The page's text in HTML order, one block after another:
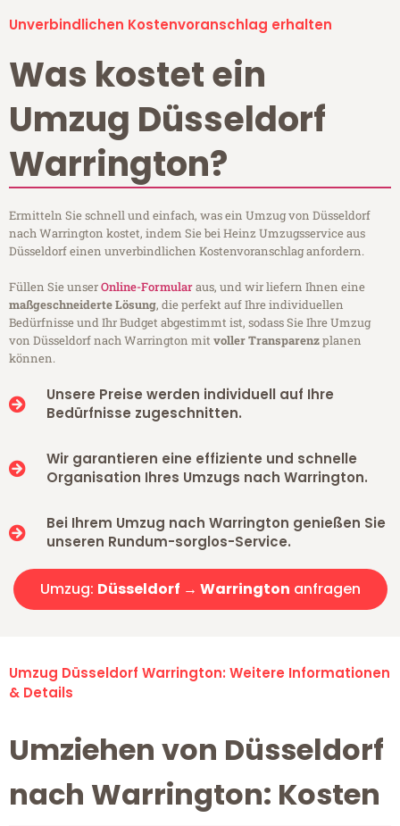
Unverbindlichen Kostenvoranschlag erhalten
Was kostet ein
Umzug Düsseldorf
Warrington?
Ermitteln Sie schnell und einfach, was ein Umzug von Düsseldorf
nach Warrington kostet, indem Sie bei Heinz Umzugsservice aus
Düsseldorf einen unverbindlichen Kostenvoranschlag anfordern.
Füllen Sie unserOnline-Formularaus, und wir liefern Ihnen eine
maßgeschneiderte Lösung, die perfekt auf Ihre individuellen
Bedürfnisse und Ihr Budget abgestimmt ist, sodass Sie Ihre Umzug
von Düsseldorf nach Warrington mitvoller Transparenzplanen
können.
Unsere Preise werden individuell auf Ihre
Bedürfnisse zugeschnitten.
Wir garantieren eine effiziente und schnelle
Organisation Ihres Umzugs nach Warrington.
Bei Ihrem Umzug nach Warrington genießen Sie
unseren Rundum-sorglos-Service.
Umzug: Düsseldorf → Warrington anfragen
Umzug Düsseldorf Warrington: Weitere Informationen
& Details
Umziehen von Düsseldorf
nach Warrington: Kosten